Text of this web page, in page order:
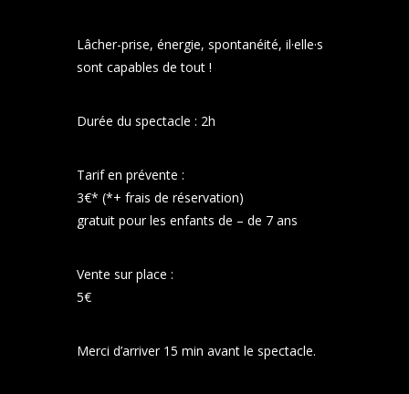
Lâcher-prise, énergie, spontanéité, il·elle·s
sont capables de tout !
Durée du spectacle : 2h
Tarif en prévente :
3€* (*+ frais de réservation)
gratuit pour les enfants de – de 7 ans
Vente sur place :
5€
Merci d’arriver 15 min avant le spectacle.